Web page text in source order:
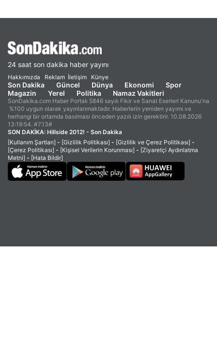
24 saat son dakika haber yayını
Hakkımızda Reklam İletişim Künye
Son Dakika Güncel Dünya Ekonomi
Spor
Magazin
Yerel Politika Namaz Vakitleri
SonDakika.com Haber Portalı 5846 sayılı Fikir ve Sanat Eserleri Kanunu'na
%100 uygun olarak yayınlanmaktadır. Haberlerin yeniden yayımı ve
herhangi bir ortamda basılması önceden yazılı izin gerektirir. 10.08.2026
13:19:54. #7.13#
SON DAKİKA: Hillside 2012! - Son Dakika
[Kullanım Şartları] - [Gizlilik Politikası] - [Gizlilik ve Çerez Politikası] -
[Çerez Politikası] - [Kişisel Verilerin Korunması] - [Ziyaretçi Aydınlatma
Metni] - [Hata Bildir]